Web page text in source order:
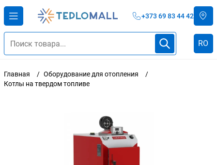
+373 69 83 44 42
RO
Главная
Оборудование для отопления
Котлы на твердом топливе